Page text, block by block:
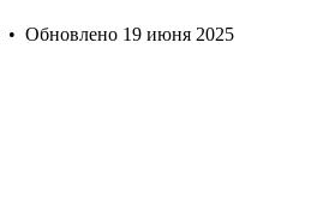
• Обновлено 19 июня 2025